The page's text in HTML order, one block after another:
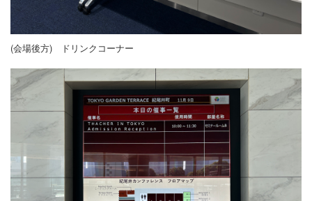
(会場後方) ドリンクコーナー